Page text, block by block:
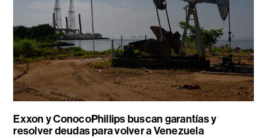
Exxon y ConocoPhillips buscan garantías y
resolver deudas para volver a Venezuela